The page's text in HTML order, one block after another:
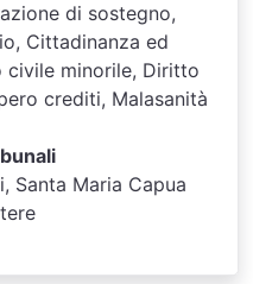
di sostegno,
Cittadinanza ed
civile minorile, Diritto
crediti, Malasanità
Santa Maria Capua